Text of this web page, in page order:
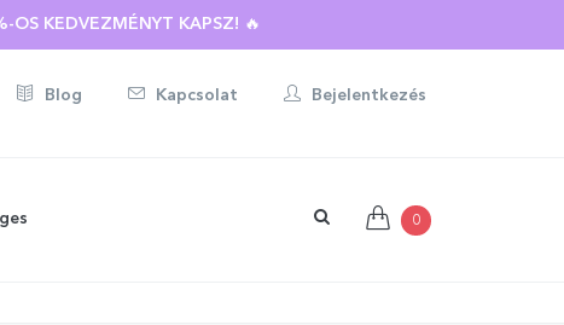
AJÁNDÉKRA ☀️
Blog Kapcsolat Bejelentkezés
0